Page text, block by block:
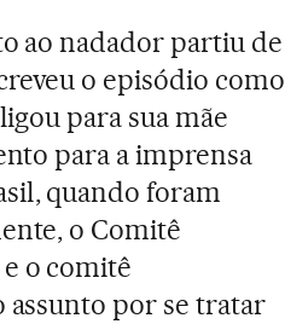
ao nadador partiu de
o episódio como
para sua mãe
para a imprensa
quando foram
o Comitê
o comitê
assunto por se tratar